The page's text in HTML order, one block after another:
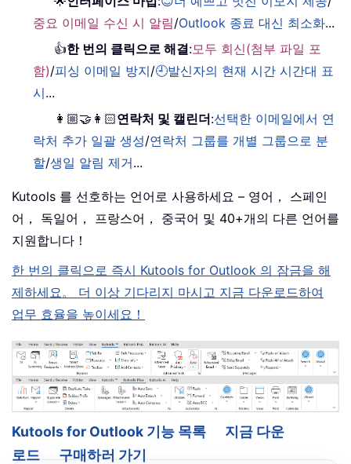
중요 이메일 수신 시 알림/Outlook 종료 대신 최소화...
👍한 번의 클릭으로 해결:모두 회신(첨부 파일 포
함)/피싱 이메일 방지/🕘발신자의 현재 시간 시간대 표
시...
👩🏼‍🤝‍👩🏻연락처 및 캘린더:선택한 이메일에서 연
락처 추가 일괄 생성/연락처 그룹를 개별 그룹으로 분
할/생일 알림 제거...
Kutools 를 선호하는 언어로 사용하세요 – 영어， 스페인
어， 독일어， 프랑스어， 중국어 및 40+개의 다른 언어를
지원합니다！
한 번의 클릭으로 즉시 Kutools for Outlook 의 잠금을 해
제하세요。 더 이상 기다리지 마시고 지금 다운로드하여
업무 효율을 높이세요！
Kutools for Outlook 기능 목록
지금 다운
로드
구매하러 가기